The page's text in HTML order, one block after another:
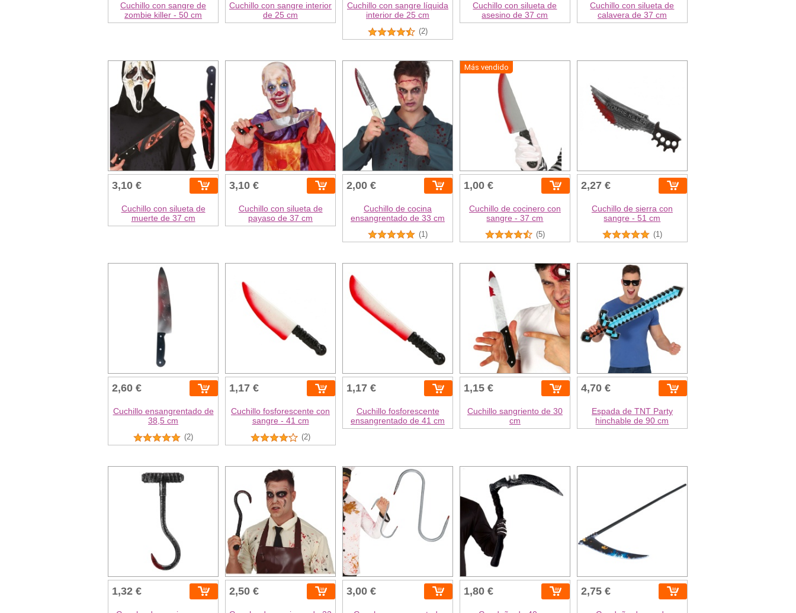
Cuchillo con sangre de
zombie killer - 50 cm
Cuchillo con sangre interior
de 25 cm
Cuchillo con sangre líquida
interior de 25 cm
(2)
Cuchillo con silueta de
asesino de 37 cm
Cuchillo con silueta de
calavera de 37 cm
3,10 €
Cuchillo con silueta de
muerte de 37 cm
3,10 €
Cuchillo con silueta de
payaso de 37 cm
2,00 €
Cuchillo de cocina
ensangrentado de 33 cm
(1)
Más vendido
1,00 €
Cuchillo de cocinero con
sangre - 37 cm
(5)
2,27 €
Cuchillo de sierra con
sangre - 51 cm
(1)
2,60 €
Cuchillo ensangrentado de
38,5 cm
(2)
1,17 €
Cuchillo fosforescente con
sangre - 41 cm
(2)
1,17 €
Cuchillo fosforescente
ensangrentado de 41 cm
1,15 €
Cuchillo sangriento de 30
cm
4,70 €
Espada de TNT Party
hinchable de 90 cm
1,32 € 2,50 € 3,00 € 1,80 € 2,75 €